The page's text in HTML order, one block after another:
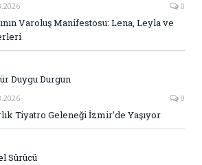
0
Varoluş Manifestosu: Lena, Leyla ve
Duygu Durgun
0
Tiyatro Geleneği İzmir’de Yaşıyor
Sürücü